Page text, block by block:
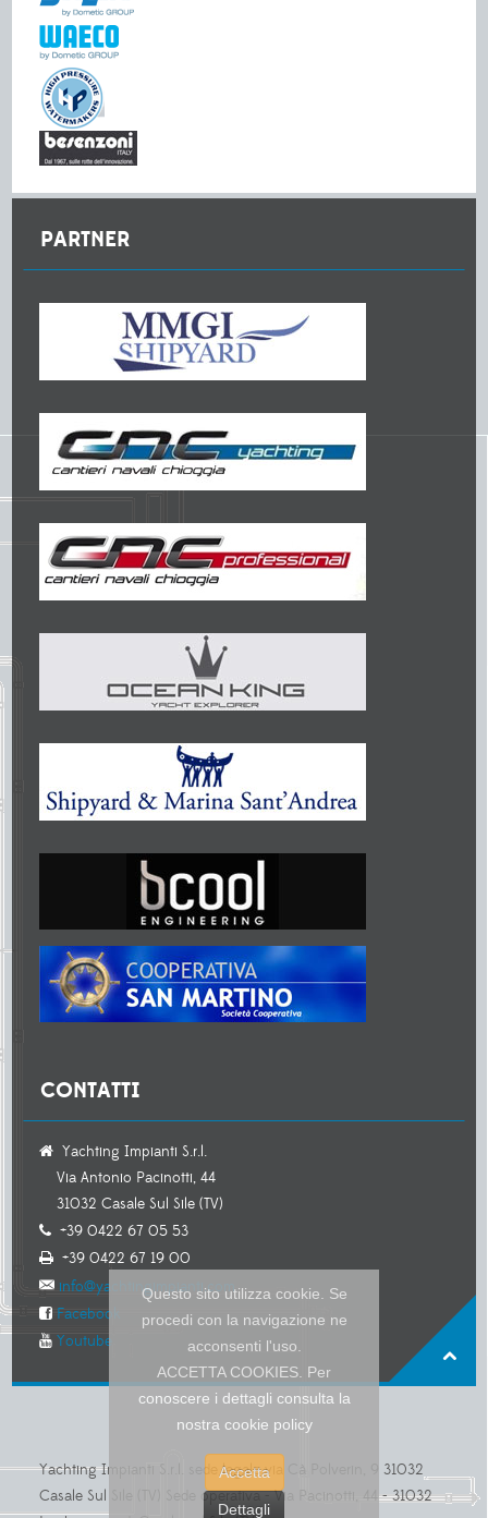
PARTNER
CONTATTI
Yachting Impianti S.r.l.
Via Antonio Pacinotti, 44
31032 Casale Sul Sile (TV)
+39 0422 67 05 53
+39 0422 67 19 00
info@yachtingimpianti.com
Facebook
Youtube
Yachting Impianti S.r.l. sede legale via Cà Polverin, 9 31032
Casale Sul Sile (TV) Sede operativa - Via Pacinotti, 44 - 31032
Questo sito utilizza cookie. Se
procedi con la navigazione ne
acconsenti l'uso.
ACCETTA COOKIES. Per
conoscere i dettagli consulta la
nostra cookie policy
Accetta
Dettagli